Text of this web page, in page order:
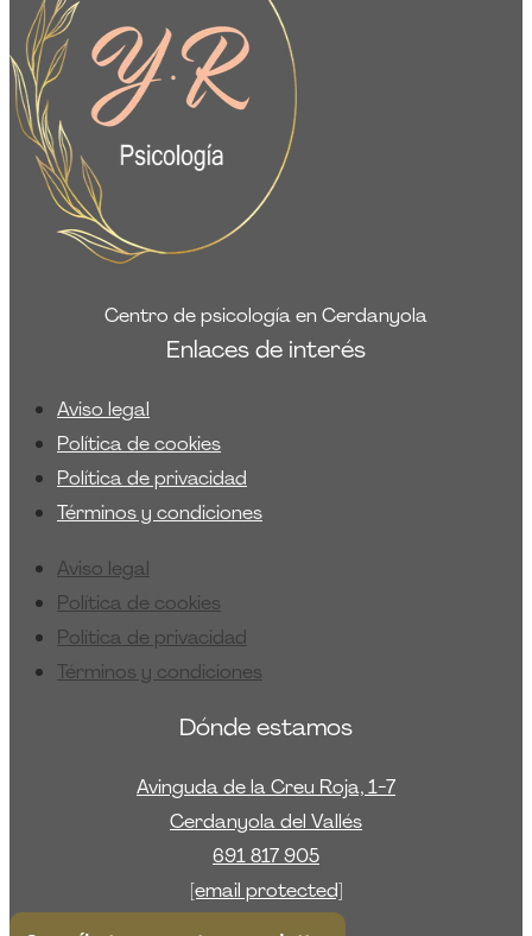
Centro de psicología en Cerdanyola
Enlaces de interés
Aviso legal
Política de cookies
Política de privacidad
Términos y condiciones
Aviso legal
Política de cookies
Política de privacidad
Términos y condiciones
Dónde estamos
Avinguda de la Creu Roja, 1-7
Cerdanyola del Vallés
691 817 905
[email protected]